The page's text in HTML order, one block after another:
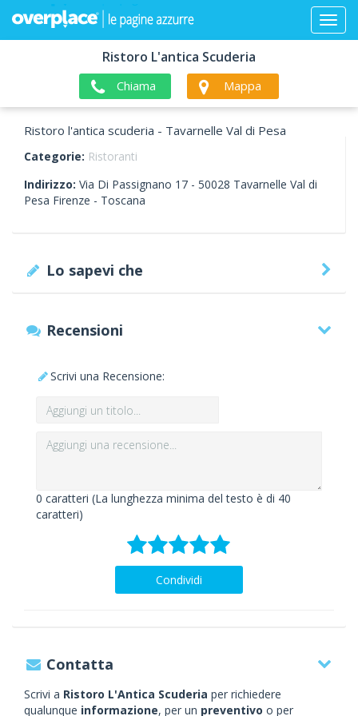
Ristoro L'antica Scuderia
Chiama Mappa
Ristoro l'antica scuderia - Tavarnelle Val di Pesa
Categorie: Ristoranti
Indirizzo: Via Di Passignano 17 - 50028 Tavarnelle Val di
Pesa Firenze - Toscana
Lo sapevi che
Recensioni
Scrivi una Recensione:
0 caratteri (La lunghezza minima del testo è di 40
caratteri)
Condividi
Contatta
Scrivi a Ristoro L'Antica Scuderia per richiedere
qualunque informazione, per un preventivo o per